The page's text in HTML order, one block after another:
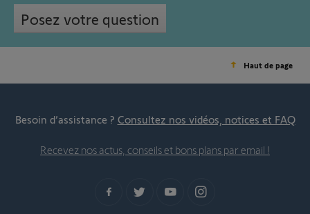
Posez votre question
Haut de page
Besoin d’assistance ? Consultez nos vidéos, notices et FAQ
Recevez nos actus, conseils et bons plans par email !